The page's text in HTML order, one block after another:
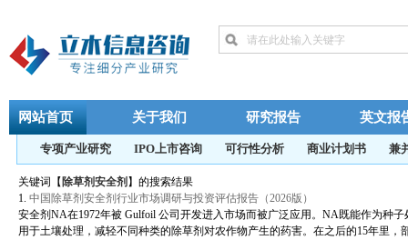
网站首页 关于我们 研究报告 英文报
专项产业研究 IPO上市咨询 可行性分析 商业计划书 兼
关键词【 除草剂安全剂 】的搜索结果
1. 中国除草剂安全剂行业市场调研与投资评估报告（2026版）
安全剂NA在1972年被 Gulfoil 公司开发进入市场而被广泛应用。NA既能作为种
用于土壤处理，减轻不同种类的除草剂对农作物产生的药害。在之后的15年里，